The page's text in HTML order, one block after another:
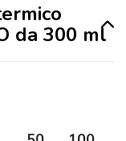
da 300 ml